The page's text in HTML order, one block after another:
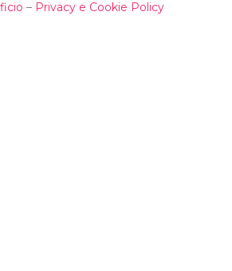
– Privacy e Cookie Policy